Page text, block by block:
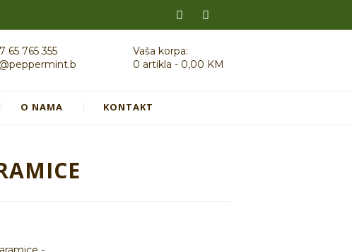
65 765 355
Vaša korpa:
0 artikla - 0,00 KM
O NAMA KONTAKT